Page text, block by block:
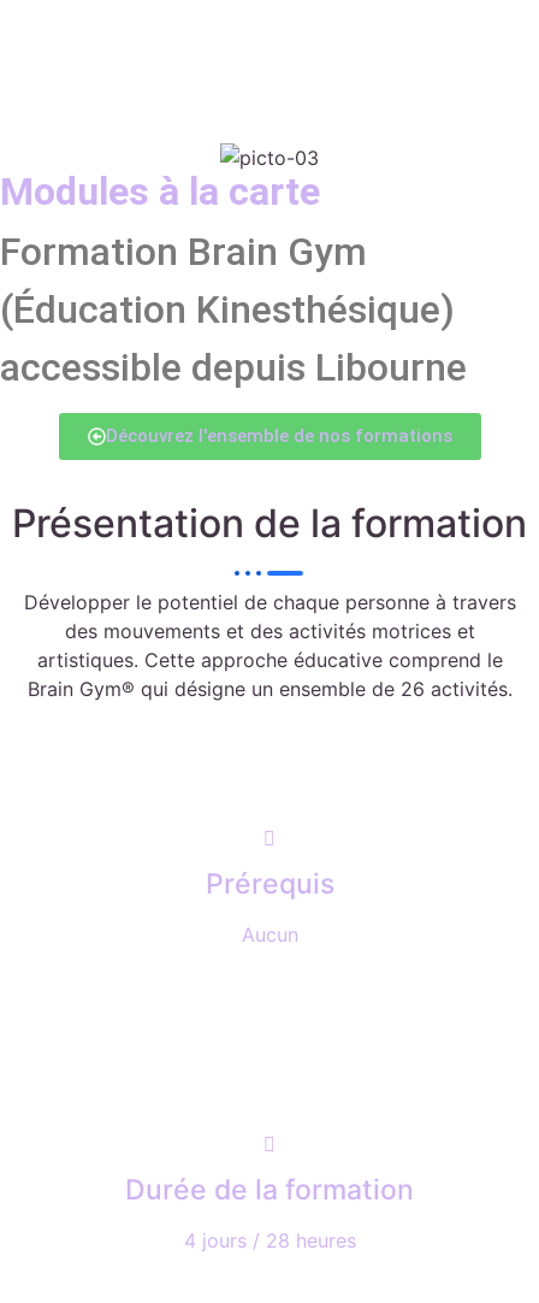
Modules à la carte
Formation Brain Gym
(Éducation Kinesthésique)
accessible depuis Libourne
Découvrez l'ensemble de nos formations
Présentation de la formation
Développer le potentiel de chaque personne à travers
des mouvements et des activités motrices et
artistiques. Cette approche éducative comprend le
Brain Gym® qui désigne un ensemble de 26 activités.
Prérequis
Aucun
Durée de la formation
4 jours / 28 heures